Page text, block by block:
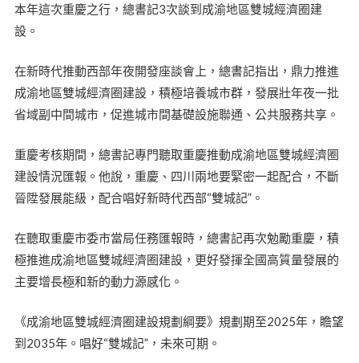
本年這次重慶之行，總書記3次談到成渝地區雙城經濟圈建
設。
在新時代推動西部年夜開發座談會上，總書記指出，鼎力推進
成渝地區雙城經濟圈建設，積極培養城市群，發展壯年夜一批
省域副中間城市，促進城市間基礎設施聯通、公共服務共享。
重慶考核期間，總書記專門聽取重慶推動成渝地區雙城經濟圈
建設情況匯報。他說，重慶、四川兩地要緊密一起配合，不斷
晉陞發展能級，配合唱好新時代西部“雙城記”。
在聽取重慶市委市當局任務匯報時，總書記再次勉勵重慶，積
極推進成渝地區雙城經濟圈建設，更好發揮全國高質量發展的
主要增長極和新的動力源感化。
《成渝地區雙城經濟圈建設規劃綱要》規劃期至2025年，瞻望
到2035年。唱好“雙城記”，未來可期。